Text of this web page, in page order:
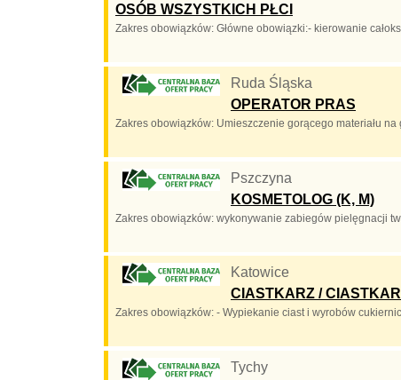
OSÓB WSZYSTKICH PŁCI
Zakres obowiązków: Główne obowiązki:- kierowanie
Ruda Śląska
OPERATOR PRAS
Zakres obowiązków: Umieszczenie gorącego materiału
Pszczyna
KOSMETOLOG (K, M)
Zakres obowiązków: wykonywanie zabiegów pielęgnacji
Katowice
CIASTKARZ /
Zakres obowiązków: - Wypiekanie ciast i wyrobów
Tychy